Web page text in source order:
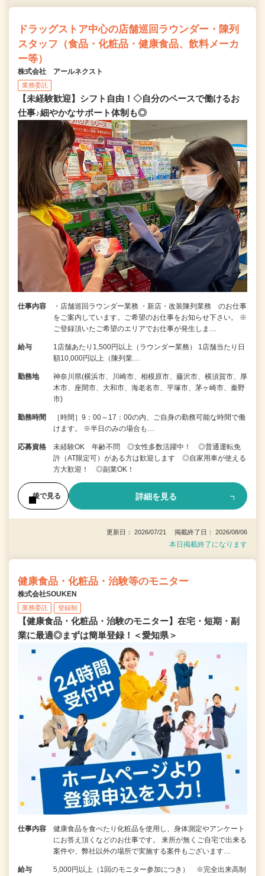
ドラッグストア中心の店舗巡回ラウンダー・陳列
スタッフ（食品・化粧品・健康食品、飲料メーカ
ー等）
株式会社 アールネクスト
業務委託
【未経験歓迎】シフト自由！◇自分のペースで働けるお
仕事♪細やかなサポート体制も◎
仕事内容
・店舗巡回ラウンダー業務 ・新店・改装陳列業務 のお仕事
をご案内しています。ご希望のお仕事をお知らせ下さい。 ※
ご登録頂いたご希望のエリアでお仕事が発生しま…
給与
1店舗あたり1,500円以上（ラウンダー業務） 1店舗当たり日
額10,000円以上（陳列業…
勤務地
神奈川県(横浜市、川崎市、相模原市、藤沢市、横須賀市、厚
木市、座間市、大和市、海老名市、平塚市、茅ヶ崎市、秦野
市)
勤務時間
［時間］9：00～17：00の内、ご自身の勤務可能な時間で働
けます。 ※半日のみの場合も…
応募資格
未経験OK 年齢不問 ◎女性多数活躍中！ ◎普通運転免
許（AT限定可）がある方は歓迎します ◎自家用車が使える
方大歓迎！ ◎副業OK！
後で見る 詳細を見る
更新日： 2026/07/21 掲載終了日： 2026/08/06
本日掲載終了になります
健康食品・化粧品・治験等のモニター
株式会社SOUKEN
業務委託 登録制
【健康食品・化粧品・治験のモニター】在宅・短期・副
業に最適◎まずは簡単登録！＜愛知県＞
仕事内容
健康食品を食べたり化粧品を使用し、身体測定やアンケート
にお答え頂くなどのお仕事です。 来所が無くご自宅で出来る
案件や、弊社以外の場所で実施する案件もございます…
給与 5,000円以上（1回のモニター参加につき） ※完全出来高制